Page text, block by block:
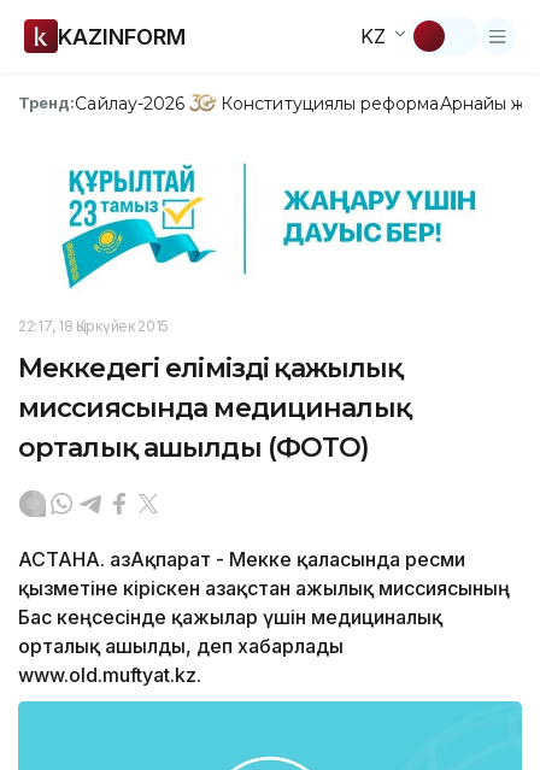
KAZINFORM KZ
Тренд:Сайлау-2026 Конституциялық реформаАрнайы
22:17, 18 Қыркүйек 2015
Меккедегі еліміздің қажылық
миссиясында медициналық
орталық ашылды (ФОТО)
АСТАНА. ҚазАқпарат - Мекке қаласында ресми
қызметіне кіріскен Қазақстан Қажылық миссиясының
Бас кеңсесінде қажылар үшін медициналық
орталық ашылды, деп хабарлады
www.old.muftyat.kz.